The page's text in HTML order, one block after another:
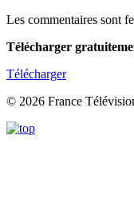
Les commentaires sont
Télécharger
Télécharger
© 2026 France